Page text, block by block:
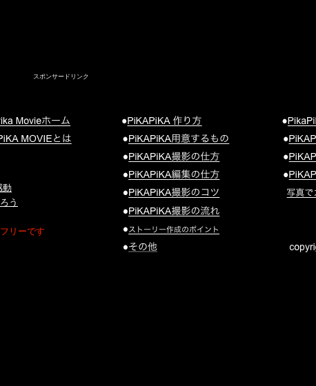
スポンサードリンク
動
う
リーです